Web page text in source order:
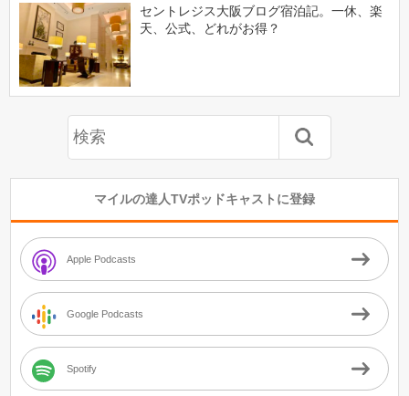
セントレジス大阪ブログ宿泊記。一休、楽
天、公式、どれがお得？
マイルの達人TVポッドキャストに登録
Apple Podcasts
Google Podcasts
Spotify